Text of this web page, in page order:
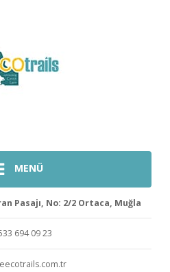
MENÜ
Pasajı, No: 2/2 Ortaca, Muğla
694 09 23